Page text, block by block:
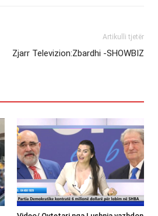
Artikulli tjetër
Zjarr Televizion:Zbardhi -SHOWBIZ